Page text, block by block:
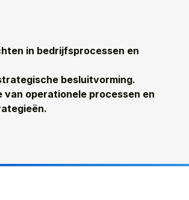
in bedrijfsprocessen en
besluitvorming.
van operationele processen en